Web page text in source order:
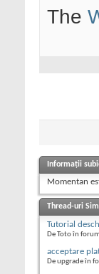
The
Informații
Momentan
Thread-uri
Tutorial
De Toto în
acceptare
De upgrade în